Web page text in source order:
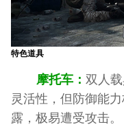
特色道具
摩托车： 双人
灵活性，但防御能
露，极易遭受攻击。